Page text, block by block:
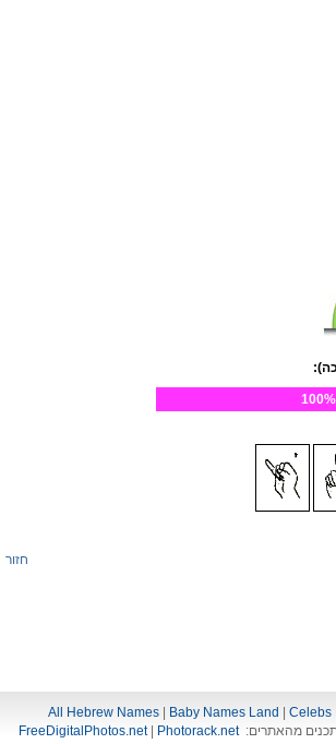
100%
חזור
All Hebrew Names Baby Names Land
Celebs
מהאתרים:
FreeDigitalPhotos.net| Photorack.net